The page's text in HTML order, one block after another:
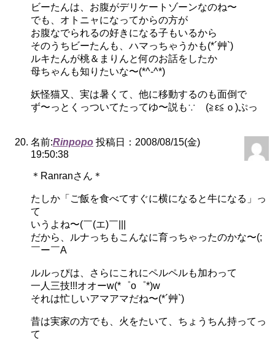
ビーたんは、お腹がデリケートゾーンなのね〜
でも、オトニャになってからの方が
お腹なでられるの好きになる子もいるから
そのうちビーたんも、ハマっちゃうかも(*´艸`)
ルキたんが桃＆まりんと何のお話をしたか
母ちゃんも知りたいな〜(*^-^*)
妖怪猫又、実は暑くて、他に移動するのも面倒で
ず〜っとくっついてたってゆ〜説も∵ゞ(≧ε≦ｏ)ぷっ
名前:Rinpopo 投稿日：2008/08/15(金)
19:50:38
＊Ranranさん＊
たしか「ご飯を食べてすぐに横になると牛になる」っ
て
いうよね〜(￣(エ)￣|||
だから、ルナっちもこんなに育っちゃったのかな〜(;
￣ー￣A
ルルっぴは、さらにこれにペルペルも加わって
一人三技!!!オオーw(*゜o゜*)w
それは忙しいアマアマだね〜(*´艸`)
昔は実家の方でも、火をたいて、ちょうちん持ってっ
て